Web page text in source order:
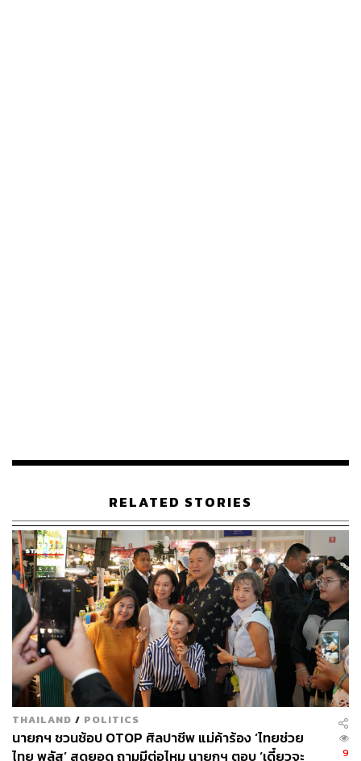
นอกจากนี้ อนุทินยังได้เปิดเผยถึงการจัดวางตำแหน่งในคณะ
ทัณฑ์ประภาศ ดำรงตำแหน่งรองนายกรัฐมนตรีด้าน
เศรษฐกิจ ควบตำแหน่งรัฐมนตรีว่าการกระทรวงการคลัง
อนุทินให้เหตุผลโดยอ้างอิงจากประสบการณ์ตรงของตนเอง
สมัยดำรงตำแหน่งรองนายกรัฐมนตรีควบรัฐมนตรีว่าการ
กระทรวงสาธารณสุขว่า การมีตำแหน่งรองนายกรัฐมนตรี
พ่วงด้วย จะช่วยเสริมสร้างความน่าเชื่อถือและเพิ่มโอกาสใน
เวทีระหว่างประเทศได้มากกว่าการดำรงตำแหน่งรัฐมนตรี
เพียงอย่างเดียว
สามารถติดตาม THE STANDARD WEALTH
ผ่านแอปพลิเคชันต่างๆ ที่คุณสะดวกหรือใช้งานอยู่แล้วได้เลย
RELATED STORIES
THAILAND / POLITICS
นายกฯ ชวนช้อป OTOP ศิลปาชีพ แม่ค้าร้อง ‘ไทยช่วย
ไทย พลัส’ สุดยอด ถามมีต่อไหม นายกฯ ตอบ ‘เดี๋ยวจะ
9